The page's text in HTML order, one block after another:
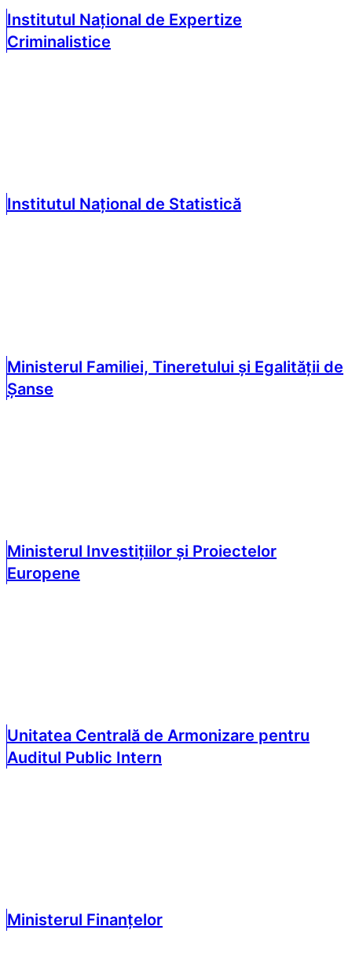
Institutul Național de Expertize
Criminalistice
Institutul Național de Statistică
Ministerul Familiei, Tineretului și Egalității de
Șanse
Ministerul Investițiilor și Proiectelor
Europene
Unitatea Centrală de Armonizare pentru
Auditul Public Intern
Ministerul Finanțelor